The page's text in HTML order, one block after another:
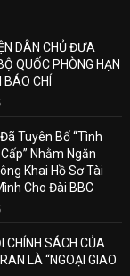
DÂN CHỦ ĐƯA
QUỐC PHÒNG HẠN
CHÍ
Tuyên Bố “Tình
Nhằm Ngăn
Khai Hồ Sơ Tài
Cho Đài BBC
CHÍNH SÁCH CỦA
LÀ “NGOẠI GIAO